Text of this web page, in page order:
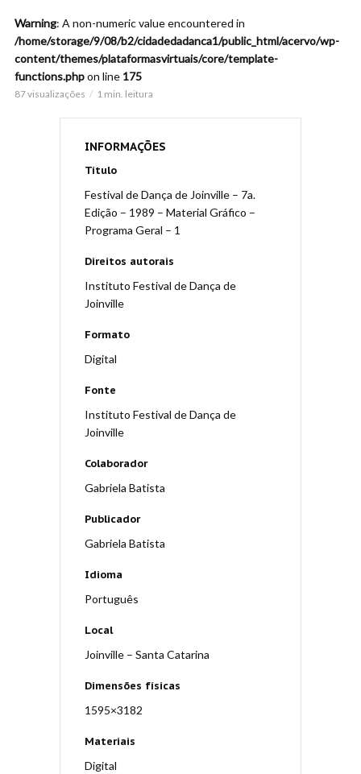
Warning: A non-numeric value encountered in
/home/storage/9/08/b2/cidadedadanca1/public_html/acervo/wp-
content/themes/plataformasvirtuais/core/template-
functions.phpon line 175
87 visualizações 1 min. leitura
INFORMAÇÕES
Título
Festival de Dança de Joinville – 7a.
Edição – 1989 – Material Gráfico –
Programa Geral – 1
Direitos autorais
Instituto Festival de Dança de
Joinville
Formato
Digital
Fonte
Instituto Festival de Dança de
Joinville
Colaborador
Gabriela Batista
Publicador
Gabriela Batista
Idioma
Português
Local
Joinville – Santa Catarina
Dimensões físicas
1595×3182
Materiais
Digital